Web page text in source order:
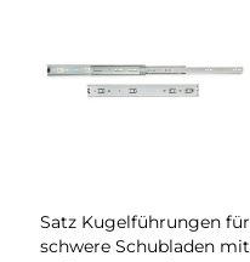
Satz Kugelführungen für
schwere Schubladen mit